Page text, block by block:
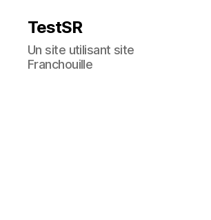
TestSR
Un site utilisant site
Franchouille